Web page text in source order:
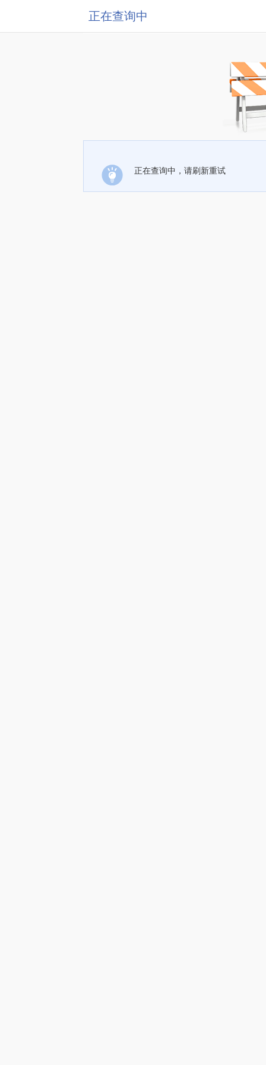
正在查询中
正在查询中，请刷新重试